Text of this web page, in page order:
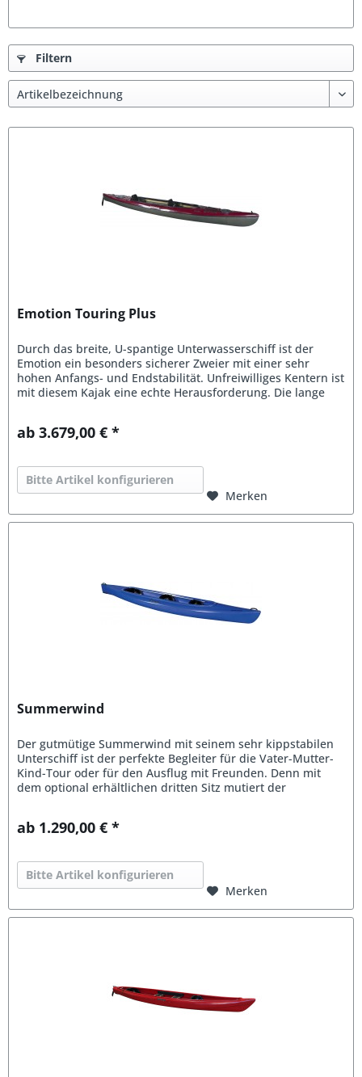
Filtern
Emotion Touring Plus
Durch das breite, U-spantige Unterwasserschiff ist der
Emotion ein besonders sicherer Zweier mit einer sehr
hohen Anfangs- und Endstabilität. Unfreiwilliges Kentern ist
mit diesem Kajak eine echte Herausforderung. Die lange
ab 3.679,00 € *
Bitte Artikel konfigurieren
Merken
Summerwind
Der gutmütige Summerwind mit seinem sehr kippstabilen
Unterschiff ist der perfekte Begleiter für die Vater-Mutter-
Kind-Tour oder für den Ausflug mit Freunden. Denn mit
dem optional erhältlichen dritten Sitz mutiert der
ab 1.290,00 € *
Bitte Artikel konfigurieren
Merken